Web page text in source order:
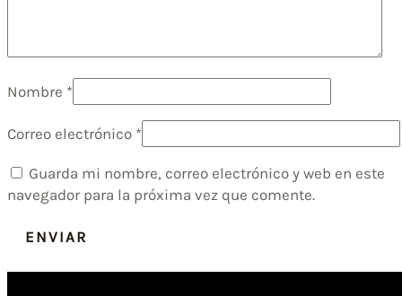
Nombre *
Correo electrónico *
Guarda mi nombre, correo electrónico y web en este
navegador para la próxima vez que comente.